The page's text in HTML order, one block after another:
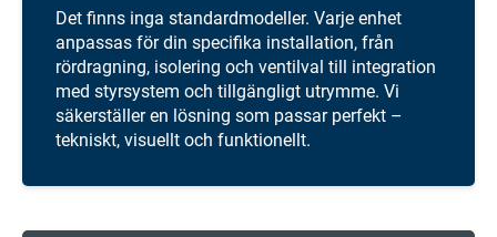
Det finns inga standardmodeller. Varje enhet
anpassas för din specifika installation, från
rördragning, isolering och ventilval till integration
med styrsystem och tillgängligt utrymme. Vi
säkerställer en lösning som passar perfekt –
tekniskt, visuellt och funktionellt.